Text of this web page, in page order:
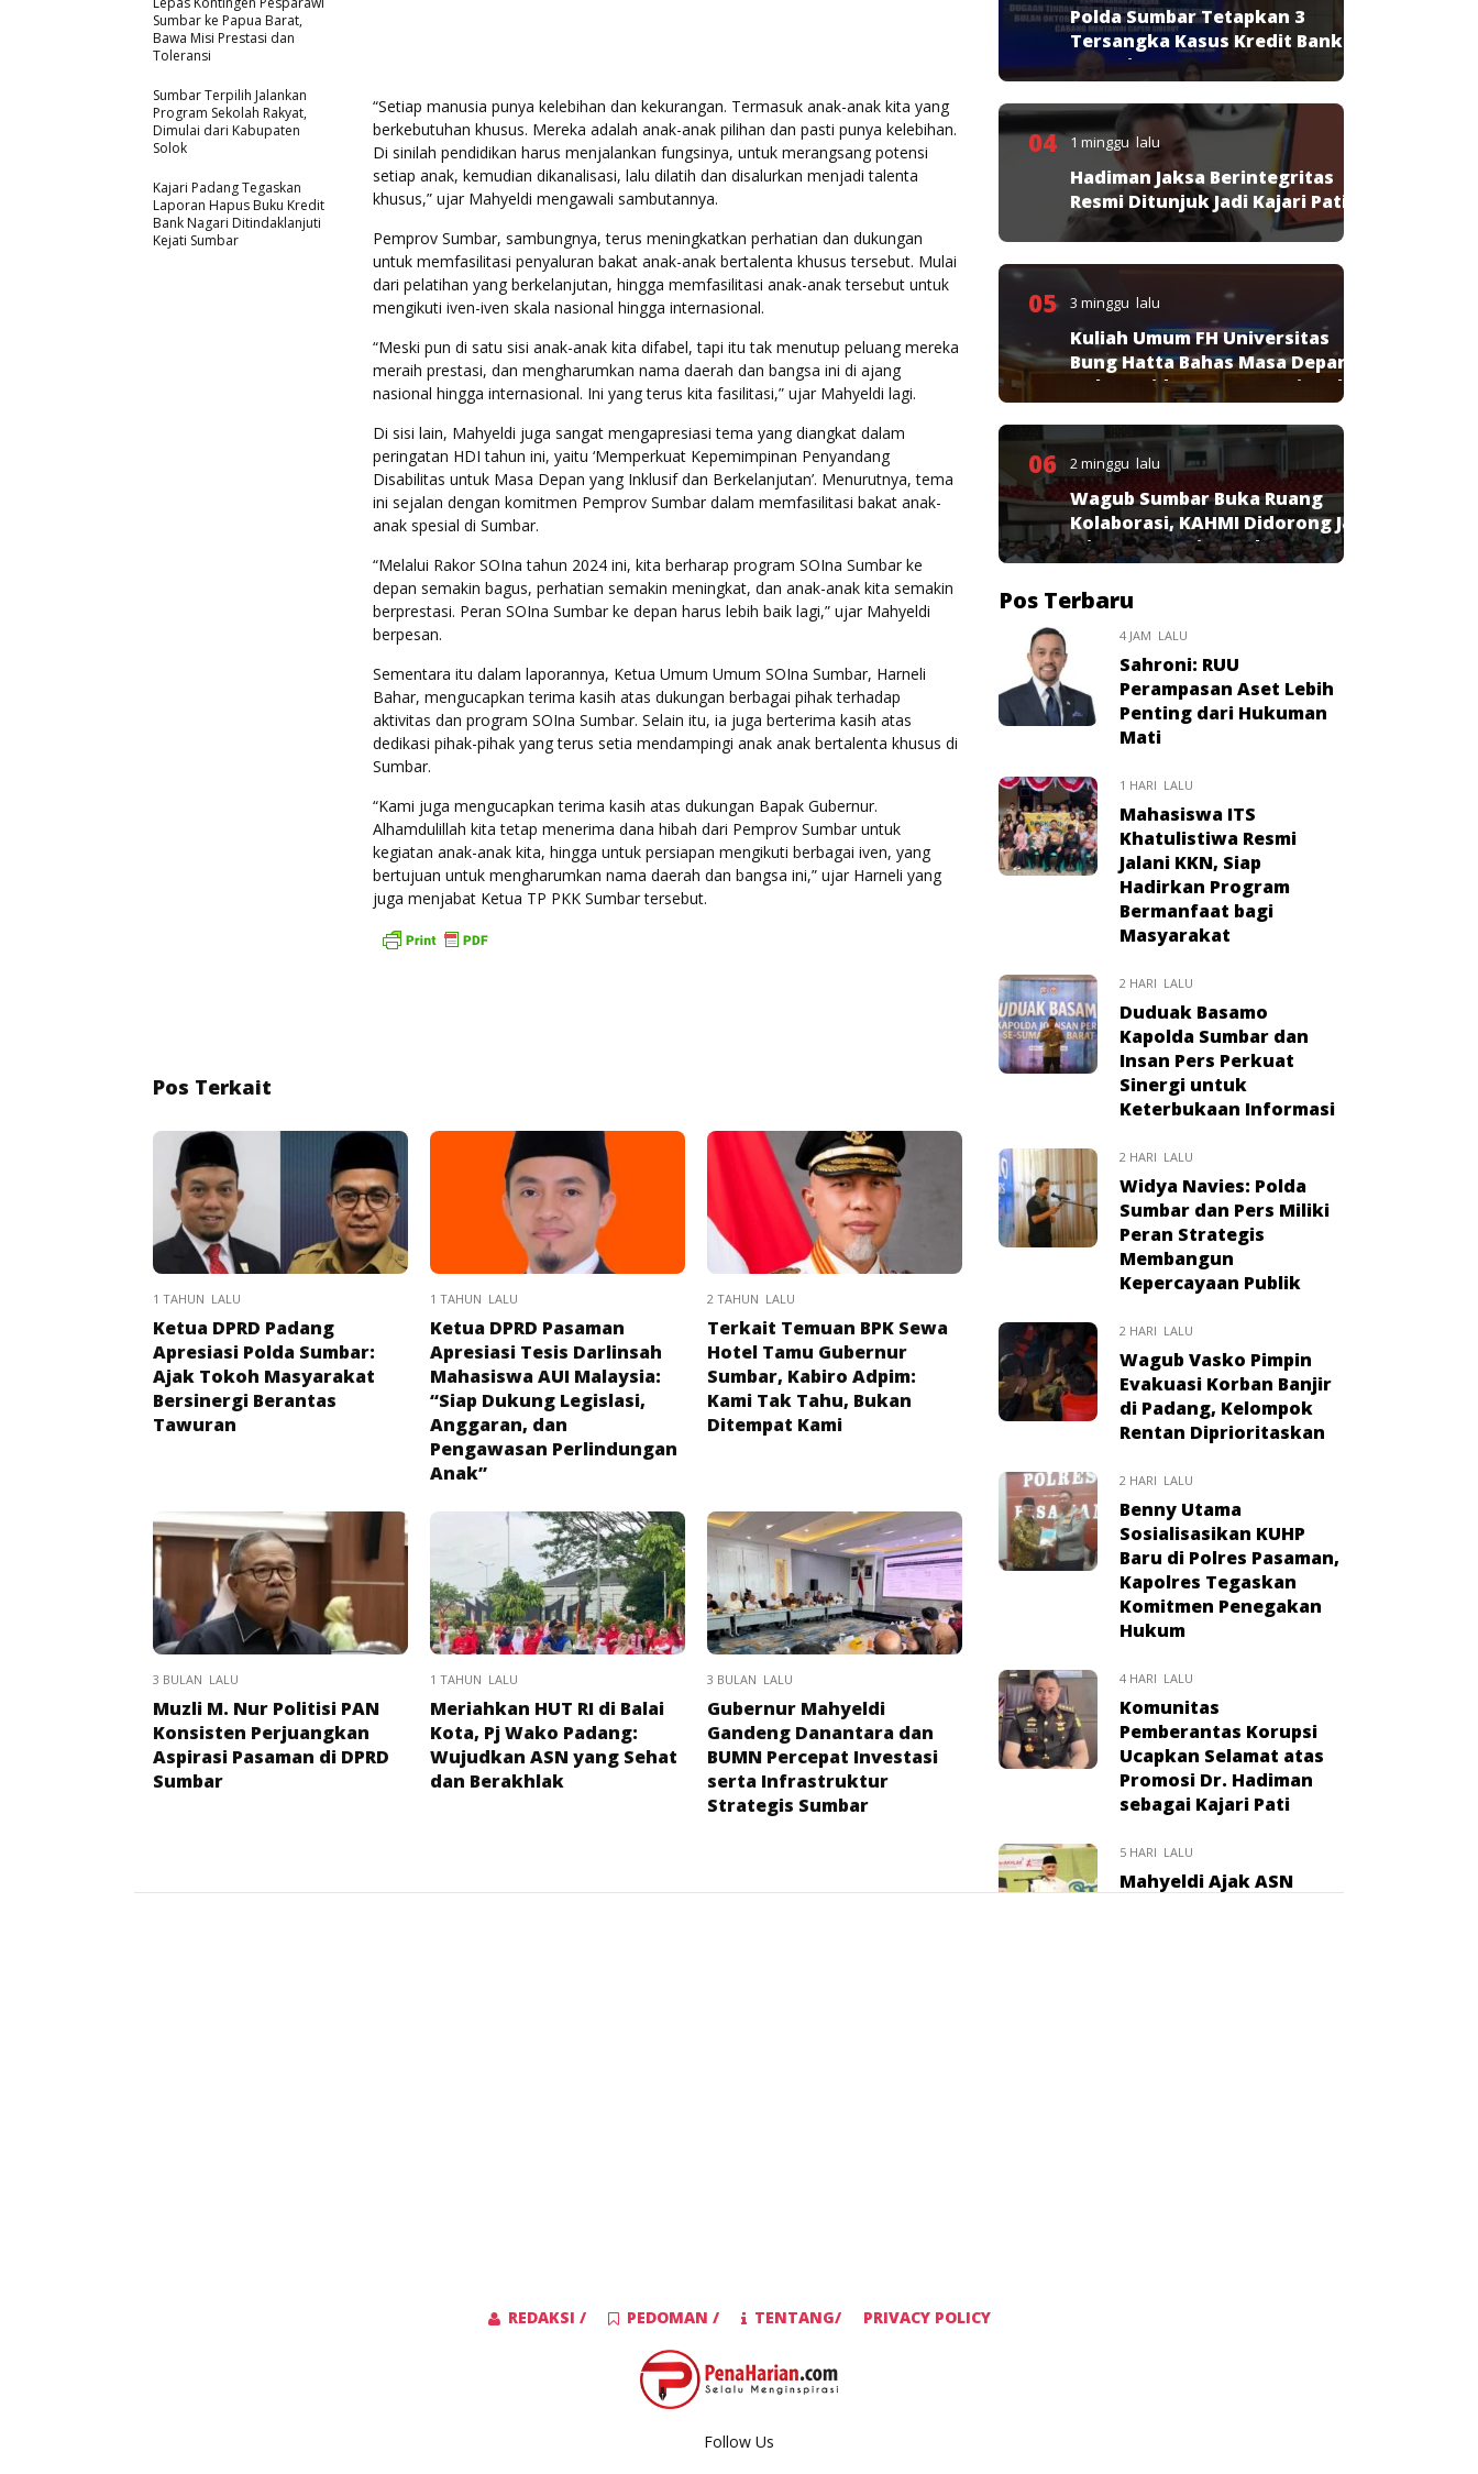
“Setiap manusia punya kelebihan dan kekurangan. Termasuk anak-anak kita yang
berkebutuhan khusus. Mereka adalah anak-anak pilihan dan pasti punya kelebihan.
Di sinilah pendidikan harus menjalankan fungsinya, untuk merangsang potensi
setiap anak, kemudian dikanalisasi, lalu dilatih dan disalurkan menjadi talenta
khusus,” ujar Mahyeldi mengawali sambutannya.
Pemprov Sumbar, sambungnya, terus meningkatkan perhatian dan dukungan
untuk memfasilitasi penyaluran bakat anak-anak bertalenta khusus tersebut. Mulai
dari pelatihan yang berkelanjutan, hingga memfasilitasi anak-anak tersebut untuk
mengikuti iven-iven skala nasional hingga internasional.
“Meski pun di satu sisi anak-anak kita difabel, tapi itu tak menutup peluang mereka
meraih prestasi, dan mengharumkan nama daerah dan bangsa ini di ajang
nasional hingga internasional. Ini yang terus kita fasilitasi,” ujar Mahyeldi lagi.
Di sisi lain, Mahyeldi juga sangat mengapresiasi tema yang diangkat dalam
peringatan HDI tahun ini, yaitu ‘Memperkuat Kepemimpinan Penyandang
Disabilitas untuk Masa Depan yang Inklusif dan Berkelanjutan’. Menurutnya, tema
ini sejalan dengan komitmen Pemprov Sumbar dalam memfasilitasi bakat anak-
anak spesial di Sumbar.
“Melalui Rakor SOIna tahun 2024 ini, kita berharap program SOIna Sumbar ke
depan semakin bagus, perhatian semakin meningkat, dan anak-anak kita semakin
berprestasi. Peran SOIna Sumbar ke depan harus lebih baik lagi,” ujar Mahyeldi
berpesan.
Sementara itu dalam laporannya, Ketua Umum Umum SOIna Sumbar, Harneli
Bahar, mengucapkan terima kasih atas dukungan berbagai pihak terhadap
aktivitas dan program SOIna Sumbar. Selain itu, ia juga berterima kasih atas
dedikasi pihak-pihak yang terus setia mendampingi anak anak bertalenta khusus di
Sumbar.
“Kami juga mengucapkan terima kasih atas dukungan Bapak Gubernur.
Alhamdulillah kita tetap menerima dana hibah dari Pemprov Sumbar untuk
kegiatan anak-anak kita, hingga untuk persiapan mengikuti berbagai iven, yang
bertujuan untuk mengharumkan nama daerah dan bangsa ini,” ujar Harneli yang
juga menjabat Ketua TP PKK Sumbar tersebut.
Sumbar ke Papua Barat,
Bawa Misi Prestasi dan
Toleransi
Sumbar Terpilih Jalankan
Program Sekolah Rakyat,
Dimulai dari Kabupaten
Solok
Kajari Padang Tegaskan
Laporan Hapus Buku Kredit
Bank Nagari Ditindaklanjuti
Kejati Sumbar
Pos Terkait
1 TAHUN LALU
Ketua DPRD Padang
Apresiasi Polda Sumbar:
Ajak Tokoh Masyarakat
Bersinergi Berantas
Tawuran
1 TAHUN LALU
Ketua DPRD Pasaman
Apresiasi Tesis Darlinsah
Mahasiswa AUI Malaysia:
“Siap Dukung Legislasi,
Anggaran, dan
Pengawasan Perlindungan
Anak”
2 TAHUN LALU
Terkait Temuan BPK Sewa
Hotel Tamu Gubernur
Sumbar, Kabiro Adpim:
Kami Tak Tahu, Bukan
Ditempat Kami
3 BULAN LALU
Muzli M. Nur Politisi PAN
Konsisten Perjuangkan
Aspirasi Pasaman di DPRD
Sumbar
1 TAHUN LALU
Meriahkan HUT RI di Balai
Kota, Pj Wako Padang:
Wujudkan ASN yang Sehat
dan Berakhlak
3 BULAN LALU
Gubernur Mahyeldi
Gandeng Danantara dan
BUMN Percepat Investasi
serta Infrastruktur
Strategis Sumbar
Polda Sumbar Tetapkan 3
Tersangka Kasus Kredit Bank
Nagari
04 1 minggu lalu
Hadiman Jaksa Berintegritas
Resmi Ditunjuk Jadi Kajari Pati
05 3 minggu lalu
Kuliah Umum FH Universitas
Bung Hatta Bahas Masa Depan
Hukum Pidana KUHP Nasional
06 2 minggu lalu
Wagub Sumbar Buka Ruang
Kolaborasi, KAHMI Didorong Jadi
Mitra Strategis Pembangunan
Pos Terbaru
4 JAM LALU
Sahroni: RUU
Perampasan Aset Lebih
Penting dari Hukuman
Mati
1 HARI LALU
Mahasiswa ITS
Khatulistiwa Resmi
Jalani KKN, Siap
Hadirkan Program
Bermanfaat bagi
Masyarakat
2 HARI LALU
Duduak Basamo
Kapolda Sumbar dan
Insan Pers Perkuat
Sinergi untuk
Keterbukaan Informasi
2 HARI LALU
Widya Navies: Polda
Sumbar dan Pers Miliki
Peran Strategis
Membangun
Kepercayaan Publik
2 HARI LALU
Wagub Vasko Pimpin
Evakuasi Korban Banjir
di Padang, Kelompok
Rentan Diprioritaskan
2 HARI LALU
Benny Utama
Sosialisasikan KUHP
Baru di Polres Pasaman,
Kapolres Tegaskan
Komitmen Penegakan
Hukum
4 HARI LALU
Komunitas
Pemberantas Korupsi
Ucapkan Selamat atas
Promosi Dr. Hadiman
sebagai Kajari Pati
5 HARI LALU
Mahyeldi Ajak ASN
REDAKSI / PEDOMAN / TENTANG/ PRIVACY POLICY
Follow Us